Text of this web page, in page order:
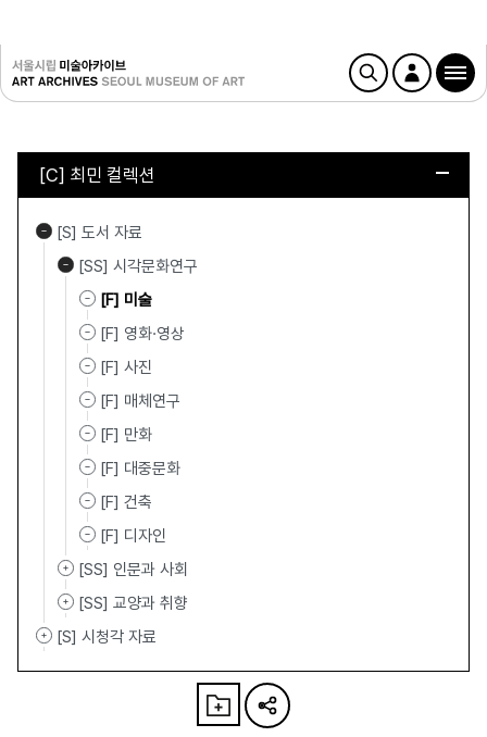
[C] 최민 컬렉션
[S] 도서 자료
[SS] 시각문화연구
[F] 미술
[F] 영화·영상
[F] 사진
[F] 매체연구
[F] 만화
[F] 대중문화
[F] 건축
[F] 디자인
[SS] 인문과 사회
[SS] 교양과 취향
[S] 시청각 자료